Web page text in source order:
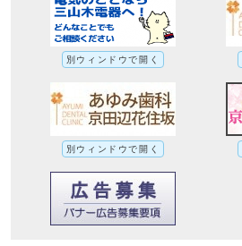
別ウィンドウで開く
別ウィンドウで開く